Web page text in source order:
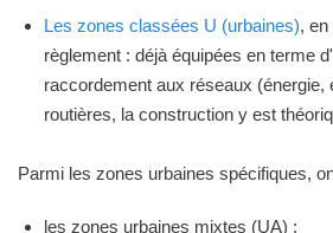
Les zones classées U (urbaines), en
règlement : déjà équipées en terme
raccordement aux réseaux (énergie,
routières, la construction y est
Parmi les zones urbaines spécifiques,
les zones urbaines mixtes (UA) ;